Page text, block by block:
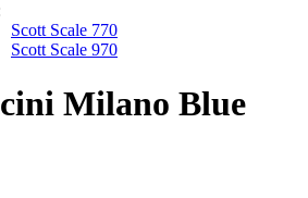
Scott Scale 770
Scott Scale 970
Milano Blue